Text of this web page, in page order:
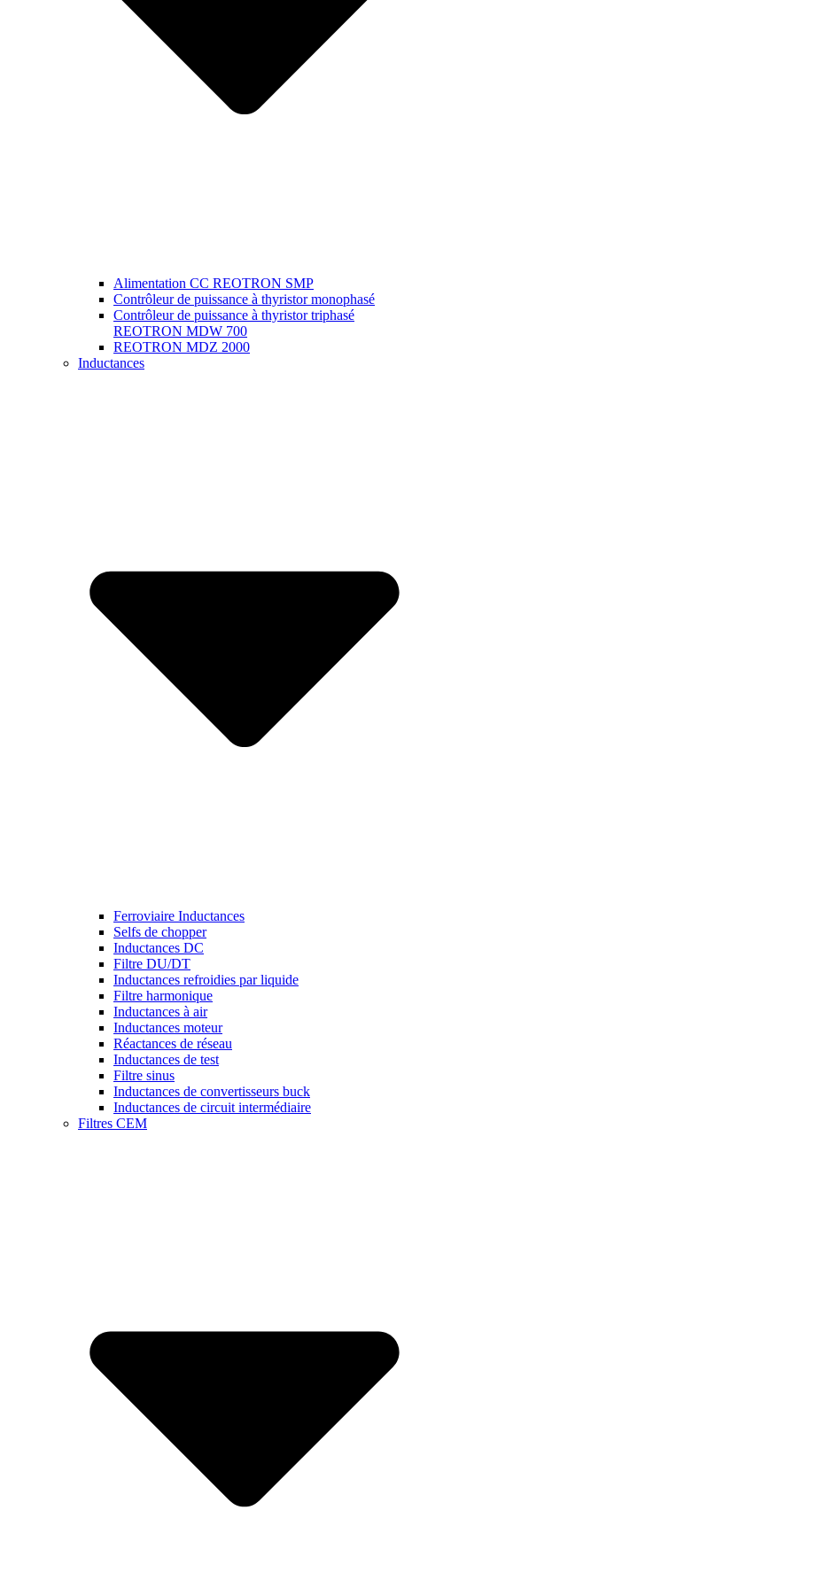
Alimentation CC REOTRON SMP
Contrôleur de puissance à thyristor monophasé
Contrôleur de puissance à thyristor triphasé
REOTRON MDW 700
REOTRON MDZ 2000
Inductances
Ferroviaire Inductances
Selfs de chopper
Inductances DC
Filtre DU/DT
Inductances refroidies par liquide
Filtre harmonique
Inductances à air
Inductances moteur
Réactances de réseau
Inductances de test
Filtre sinus
Inductances de convertisseurs buck
Inductances de circuit intermédiaire
Filtres CEM